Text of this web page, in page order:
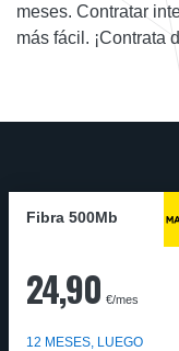
meses. Contratar
más fácil. ¡Contrata
Fibra 500Mb
24,90 €/mes
12 MESES, LUEGO